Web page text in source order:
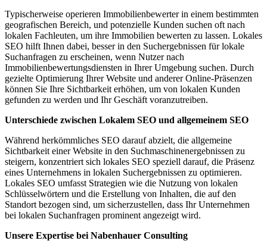
Typischerweise operieren Immobilienbewerter in einem bestimmten
geografischen Bereich, und potenzielle Kunden suchen oft nach
lokalen Fachleuten, um ihre Immobilien bewerten zu lassen. Lokales
SEO hilft Ihnen dabei, besser in den Suchergebnissen für lokale
Suchanfragen zu erscheinen, wenn Nutzer nach
Immobilienbewertungsdiensten in Ihrer Umgebung suchen. Durch
gezielte Optimierung Ihrer Website und anderer Online-Präsenzen
können Sie Ihre Sichtbarkeit erhöhen, um von lokalen Kunden
gefunden zu werden und Ihr Geschäft voranzutreiben.
Unterschiede zwischen Lokalem SEO und allgemeinem SEO
Während herkömmliches SEO darauf abzielt, die allgemeine
Sichtbarkeit einer Website in den Suchmaschinenergebnissen zu
steigern, konzentriert sich lokales SEO speziell darauf, die Präsenz
eines Unternehmens in lokalen Suchergebnissen zu optimieren.
Lokales SEO umfasst Strategien wie die Nutzung von lokalen
Schlüsselwörtern und die Erstellung von Inhalten, die auf den
Standort bezogen sind, um sicherzustellen, dass Ihr Unternehmen
bei lokalen Suchanfragen prominent angezeigt wird.
Unsere Expertise bei Nabenhauer Consulting